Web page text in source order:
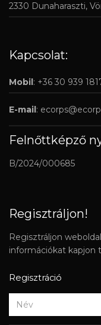
2330 Dunaharaszti,
Kapcsolat:
Mobil: +36 30 939
E-mail:
Felnőttképző
B/2024/000685
Regisztráljon!
Regisztráljon
információkat kapjon
Regisztráció